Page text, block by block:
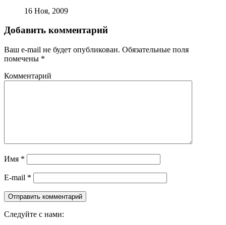
16 Ноя, 2009
Добавить комментарий
Ваш e-mail не будет опубликован. Обязательные поля
помечены *
Комментарий
Имя *
E-mail *
Следуйте с нами: